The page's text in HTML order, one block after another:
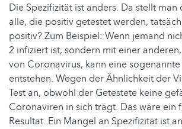
Die Spezifizität ist anders. Da stellt man
alle, die positiv getestet werden,
positiv? Zum Beispiel: Wenn jemand
2 infiziert ist, sondern mit einer
von Coronavirus, kann eine
entstehen. Wegen der Ähnlichkeit der
Test an, obwohl der Getestete keine
Coronaviren in sich trägt. Das wäre ein
Resultat. Ein Mangel an Spezifizität ist